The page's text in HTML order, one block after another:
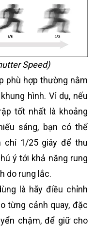
Speed)
phù hợp thường nằm
hình. Ví dụ, nếu
tốt nhất là khoảng
sáng, bạn có thể
chí 1/25 giây để thu
ý tới khả năng rung
do rung lắc.
là hãy điều chỉnh
từng cảnh quay, đặc
chậm, để giữ cho